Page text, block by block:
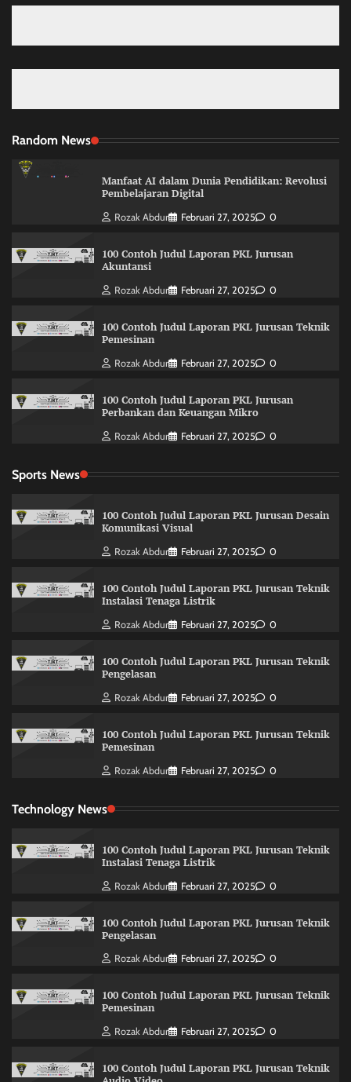
Random News
Manfaat AI dalam Dunia Pendidikan: Revolusi
Pembelajaran Digital
Rozak Abdur Februari 27, 2025 0
100 Contoh Judul Laporan PKL Jurusan
Akuntansi
Rozak Abdur Februari 27, 2025 0
100 Contoh Judul Laporan PKL Jurusan Teknik
Pemesinan
Rozak Abdur Februari 27, 2025 0
100 Contoh Judul Laporan PKL Jurusan
Perbankan dan Keuangan Mikro
Rozak Abdur Februari 27, 2025 0
Sports News
100 Contoh Judul Laporan PKL Jurusan Desain
Komunikasi Visual
Rozak Abdur Februari 27, 2025 0
100 Contoh Judul Laporan PKL Jurusan Teknik
Instalasi Tenaga Listrik
Rozak Abdur Februari 27, 2025 0
100 Contoh Judul Laporan PKL Jurusan Teknik
Pengelasan
Rozak Abdur Februari 27, 2025 0
100 Contoh Judul Laporan PKL Jurusan Teknik
Pemesinan
Rozak Abdur Februari 27, 2025 0
Technology News
100 Contoh Judul Laporan PKL Jurusan Teknik
Instalasi Tenaga Listrik
Rozak Abdur Februari 27, 2025 0
100 Contoh Judul Laporan PKL Jurusan Teknik
Pengelasan
Rozak Abdur Februari 27, 2025 0
100 Contoh Judul Laporan PKL Jurusan Teknik
Pemesinan
Rozak Abdur Februari 27, 2025 0
100 Contoh Judul Laporan PKL Jurusan Teknik